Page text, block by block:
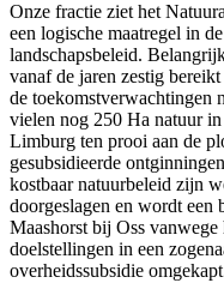
Onze fractie ziet het
een logische maatregel in
landschapsbeleid.
vanaf de jaren zestig
de toekomstverwachtingen
vielen nog 250 Ha natuur
Limburg ten prooi aan de
gesubsidieerde
kostbaar natuurbeleid zijn
doorgeslagen en wordt een
Maashorst bij Oss
doelstellingen in een
overheidssubsidie